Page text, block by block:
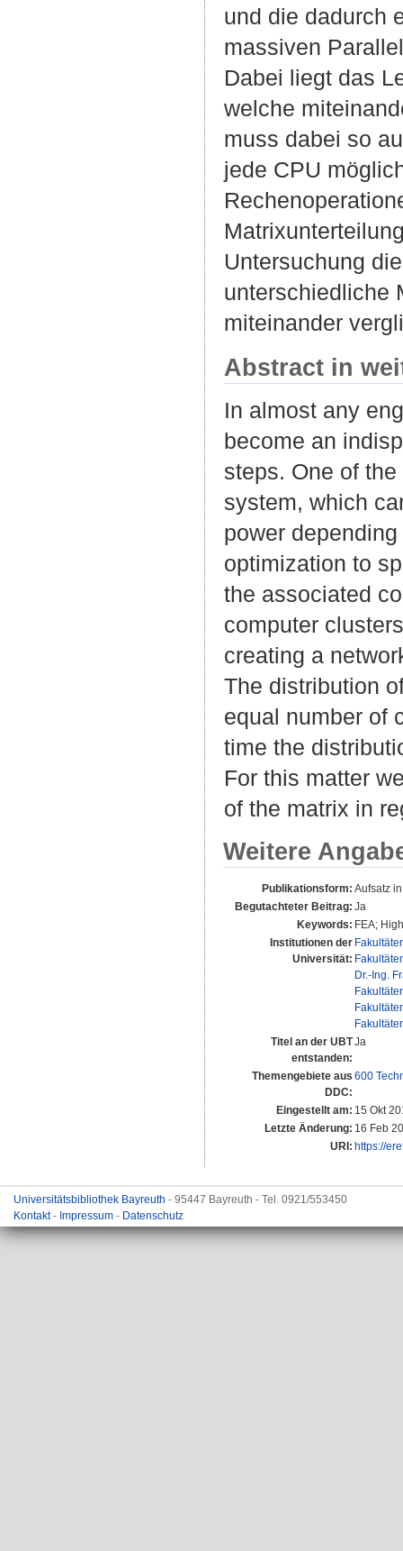
und die dadurch
massiven
Dabei liegt das
welche
muss dabei so
jede CPU
Untersuchung
unterschiedliche
miteinander
Abstract in
In almost any
become an
steps. One of
system, which
power
optimization to
the associated
computer
creating a
The distribution
equal number of
time the
For this matter
of the matrix in
Weitere
Publikationsform: Aufsatz
Begutachteter Beitrag: Ja
Keywords: FEA;
Institutionen der
Universität:
Dr.-Ing.
Titel an der UBT
entstanden:
Ja
Themengebiete aus
DDC:
600
Eingestellt am: 15 Okt
Letzte Änderung: 16 Feb
URI: https://
Universitätsbibliothek Bayreuth - 95447 Bayreuth - Tel. 0921/553450
Kontakt- Impressum - Datenschutz